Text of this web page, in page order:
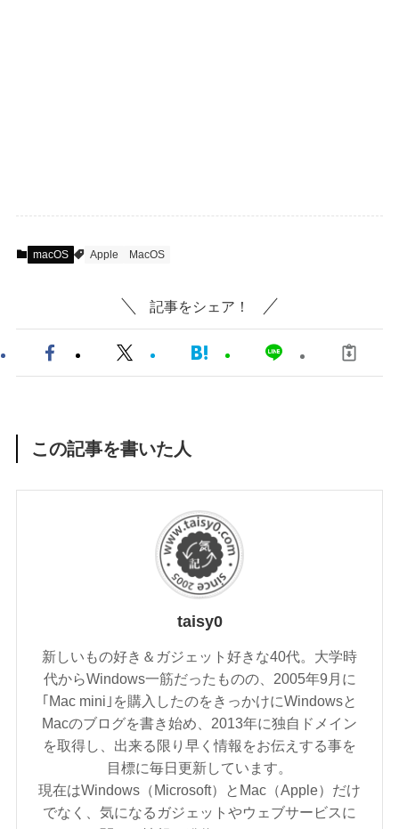
macOS Apple MacOS
記事をシェア！
この記事を書いた人
taisy0
新しいもの好き＆ガジェット好きな40代。大学時
代からWindows一筋だったものの、2005年9月に
｢Mac mini｣を購入したのをきっかけにWindowsと
Macのブログを書き始め、2013年に独自ドメイン
を取得し、出来る限り早く情報をお伝えする事を
目標に毎日更新しています。
現在はWindows（Microsoft）とMac（Apple）だけ
でなく、気になるガジェットやウェブサービスに